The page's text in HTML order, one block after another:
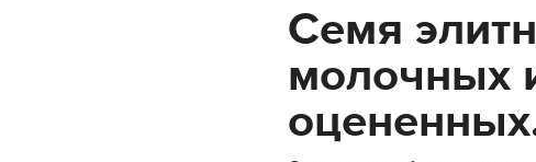
Семя
молочных